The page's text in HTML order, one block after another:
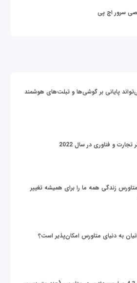
سرور اچ پی
پایانی بر گوشی‌ها و تبلت‌های هوشمند
زندگی همه ما را برای همیشه تغییر
به دنیای متاورس امکان‌پذیر است؟